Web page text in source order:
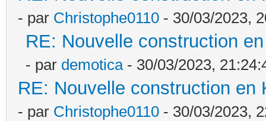
- par Christophe0110 - 30/03/2023,
RE: Nouvelle construction
- par demotica- 30/03/2023,
RE: Nouvelle construction
- par Christophe0110 - 30/03/2023,